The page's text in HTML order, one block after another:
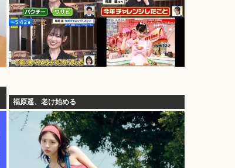
福原遥、老け始める